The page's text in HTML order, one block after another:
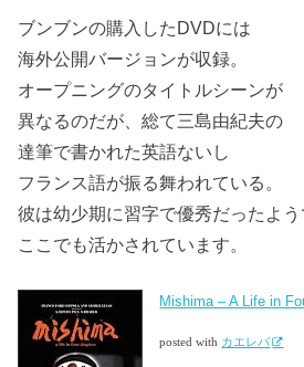
ブンブンの購入したDVDには
海外公開バージョンが収録。
オープニングのタイトルシーンが
異なるのだが、総て三島由紀夫の
達筆で書かれた英語ないし
フランス語が振る舞われている。
彼は幼少期に習字で優秀だったよ
ここでも活かされています。
Mishima – A Life in
posted with カエレバ